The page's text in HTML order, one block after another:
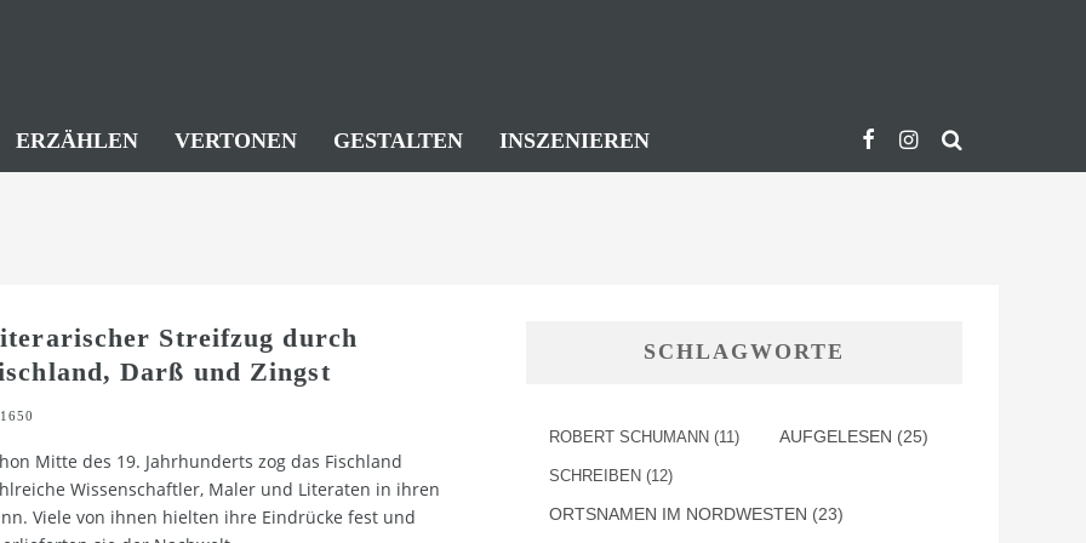
ERZÄHLEN VERTONEN GESTALTEN INSZENIEREN
Streifzug durch
Darß und Zingst
Mitte des 19. Jahrhunderts zog das Fischland
Wissenschaftler, Maler und Literaten in ihren
Viele von ihnen hielten ihre Eindrücke fest und
SCHLAGWORTE
ROBERT SCHUMANN (11) AUFGELESEN (25)
SCHREIBEN (12)
ORTSNAMEN IM NORDWESTEN (23)